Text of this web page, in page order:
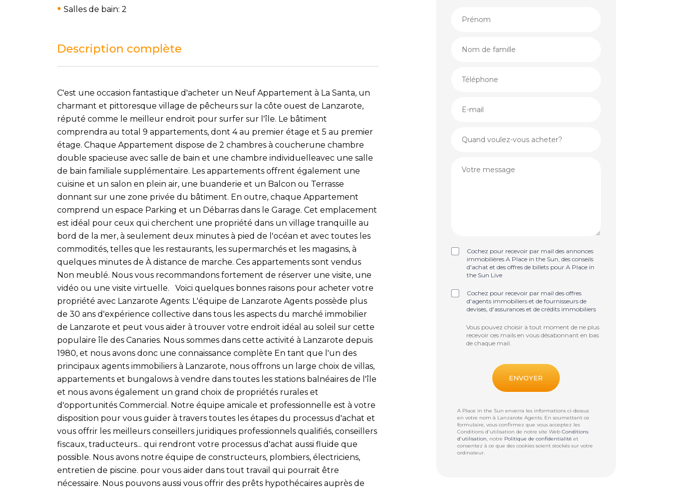
Salles de bain: 2
Description complète
C'est une occasion fantastique d'acheter un Neuf Appartement à La Santa, un
charmant et pittoresque village de pêcheurs sur la côte ouest de Lanzarote,
réputé comme le meilleur endroit pour surfer sur l'île. Le bâtiment
comprendra au total 9 appartements, dont 4 au premier étage et 5 au premier
étage. Chaque Appartement dispose de 2 chambres à coucherune chambre
double spacieuse avec salle de bain et une chambre individuelleavec une salle
de bain familiale supplémentaire. Les appartements offrent également une
cuisine et un salon en plein air, une buanderie et un Balcon ou Terrasse
donnant sur une zone privée du bâtiment. En outre, chaque Appartement
comprend un espace Parking et un Débarras dans le Garage. Cet emplacement
est idéal pour ceux qui cherchent une propriété dans un village tranquille au
bord de la mer, à seulement deux minutes à pied de l'océan et avec toutes les
commodités, telles que les restaurants, les supermarchés et les magasins, à
quelques minutes de À distance de marche. Ces appartements sont vendus
Non meublé. Nous vous recommandons fortement de réserver une visite, une
vidéo ou une visite virtuelle. Voici quelques bonnes raisons pour acheter votre
propriété avec Lanzarote Agents: L'équipe de Lanzarote Agents possède plus
de 30 ans d'expérience collective dans tous les aspects du marché immobilier
de Lanzarote et peut vous aider à trouver votre endroit idéal au soleil sur cette
populaire île des Canaries. Nous sommes dans cette activité à Lanzarote depuis
1980, et nous avons donc une connaissance complète En tant que l'un des
principaux agents immobiliers à Lanzarote, nous offrons un large choix de villas,
appartements et bungalows à vendre dans toutes les stations balnéaires de l'île
et nous avons également un grand choix de propriétés rurales et
d'opportunités Commercial. Notre équipe amicale et professionnelle est à votre
disposition pour vous guider à travers toutes les étapes du processus d'achat et
vous offrir les meilleurs conseillers juridiques professionnels qualifiés, conseillers
fiscaux, traducteurs... qui rendront votre processus d'achat aussi fluide que
possible. Nous avons notre équipe de constructeurs, plombiers, électriciens,
entretien de piscine. pour vous aider dans tout travail qui pourrait être
nécessaire. Nous pouvons aussi vous offrir des prêts hypothécaires auprès de
Cochez pour recevoir par mail des annonces
immobilières A Place in the Sun, des conseils
d'achat et des offres de billets pour A Place in
the Sun Live
Cochez pour recevoir par mail des offres
d'agents immobiliers et de fournisseurs de
devises, d'assurances et de crédits immobiliers
Vous pouvez choisir à tout moment de ne plus
recevoir ces mails en vous désabonnant en bas
de chaque mail.
A Place in the Sun enverra les informations ci-dessus
en votre nom à Lanzarote Agents. En soumettant ce
formulaire, vous confirmez que vous acceptez les
Conditions d'utilisation de notre site WebConditions
d'utilisation, notre Politique de confidentialité et
consentez à ce que des cookies soient stockés sur votre
ordinateur.